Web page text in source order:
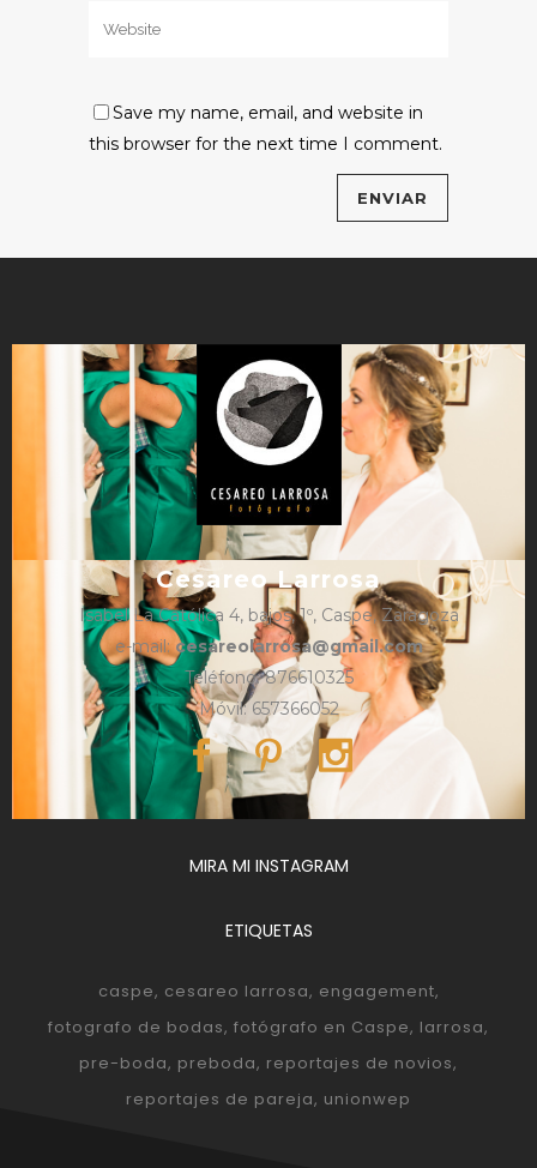
Save my name, email, and website in
this browser for the next time I comment.
Cesareo Larrosa
Isabel La Católica 4, bajos, 1º, Caspe, Zaragoza
e-mail: cesareolarrosa@gmail.com
Teléfono: 876610325
Móvil: 657366052
MIRA MI INSTAGRAM
ETIQUETAS
caspe cesareo larrosa engagement
fotografo de bodas fotógrafo en Caspe larrosa
pre-boda preboda reportajes de novios
reportajes de pareja unionwep